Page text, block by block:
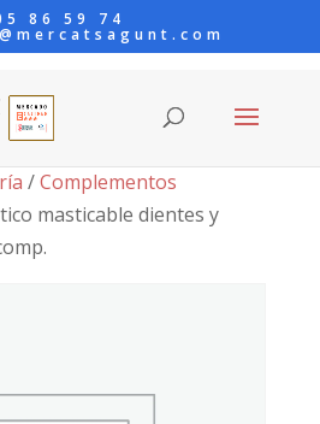
86 59 74
/Complementos
masticable dientes y